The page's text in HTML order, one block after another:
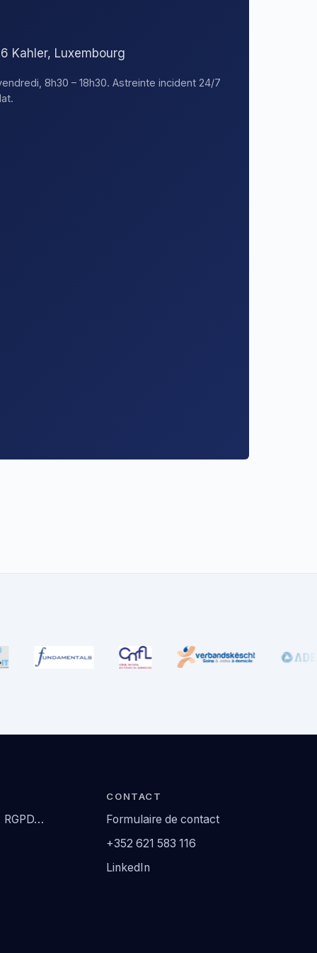
Kahler, Luxembourg
8h30 – 18h30. Astreinte incident 24/7
RGPD…
CONTACT
Formulaire de contact
+352 621 583 116
LinkedIn